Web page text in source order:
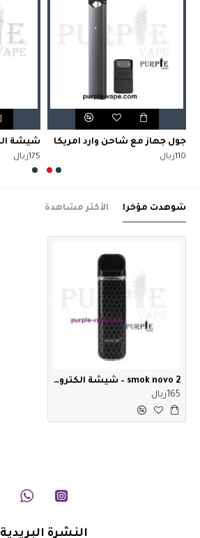
جول جهاز مع شاحن وارد امريكا
110ريال 175ريال
شوهدت مؤخرا الأكثر مشاهدة
smok novo 2 – شيشة الكترونية سموك – نوفو ٢ فل كت
165ريال
النشرة البريدية